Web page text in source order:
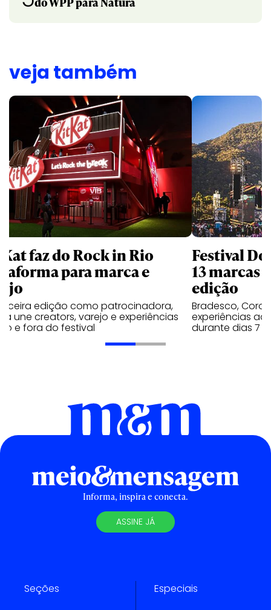
veja também
faz do Rock in Rio
para marca e
edição como patrocinadora,
une creators, varejo e experiências
e fora do festival
Festival
13 marcas
edição
Bradesco,
experiências ao
durante dias 7
Informa, inspira e conecta.
ASSINE JÁ
Seções Especiais